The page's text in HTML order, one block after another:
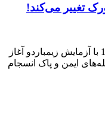
توجه به نظریه پنجره شکسته از سال 1969 با آزمایش زیمباردو آغاز
محله‌های ایمن و پاک انسجام